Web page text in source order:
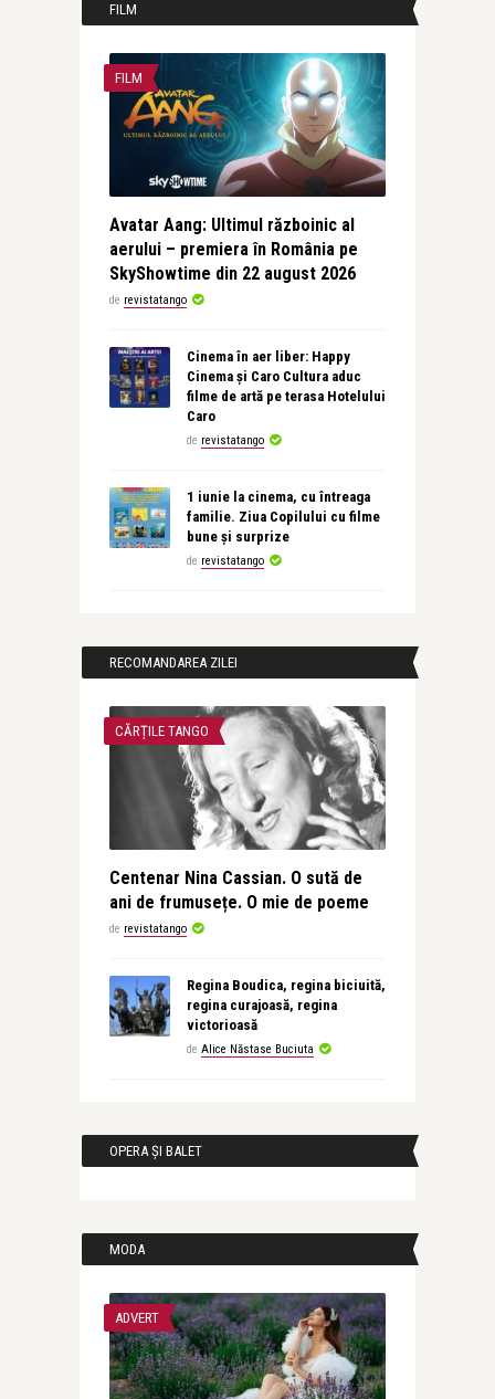
FILM
FILM
Avatar Aang: Ultimul războinic al
aerului – premiera în România pe
SkyShowtime din 22 august 2026
de revistatango
Cinema în aer liber: Happy
Cinema și Caro Cultura aduc
filme de artă pe terasa Hotelului
Caro
de revistatango
1 iunie la cinema, cu întreaga
familie. Ziua Copilului cu filme
bune și surprize
de revistatango
RECOMANDAREA ZILEI
CĂRȚILE TANGO
Centenar Nina Cassian. O sută de
ani de frumusețe. O mie de poeme
de revistatango
Regina Boudica, regina biciuită,
regina curajoasă, regina
victorioasă
de Alice Năstase Buciuta
OPERA ȘI BALET
MODA
ADVERT